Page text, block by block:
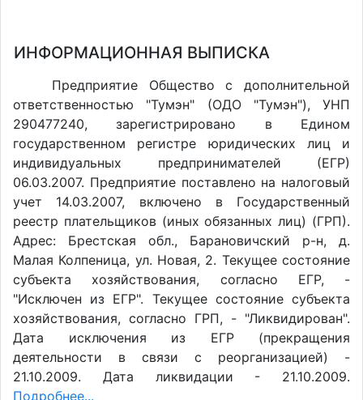
ИНФОРМАЦИОННАЯ ВЫПИСКА
Предприятие Общество с дополнительной
ответственностью "Тумэн" (ОДО "Тумэн"), УНП
290477240, зарегистрировано в Едином
государственном регистре юридических лиц и
индивидуальных предпринимателей (ЕГР)
06.03.2007. Предприятие поставлено на налоговый
учет 14.03.2007, включено в Государственный
реестр плательщиков (иных обязанных лиц) (ГРП).
Адрес: Брестская обл., Барановичский р-н, д.
Малая Колпеница, ул. Новая, 2. Текущее состояние
субъекта хозяйствования, согласно ЕГР, -
"Исключен из ЕГР". Текущее состояние субъекта
хозяйствования, согласно ГРП, - "Ликвидирован".
Дата исключения из ЕГР (прекращения
деятельности в связи с реорганизацией) -
21.10.2009. Дата ликвидации - 21.10.2009.
Подробнее...